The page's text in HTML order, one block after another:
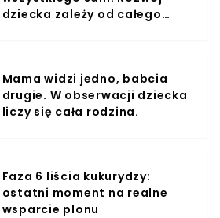
dziecka zależy od całego
Mama widzi jedno, babcia
drugie. W obserwacji dziecka
liczy się cała rodzina.
Faza 6 liścia kukurydzy:
ostatni moment na realne
wsparcie plonu